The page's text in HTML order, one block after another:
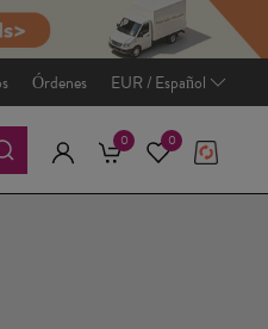
Órdenes EUR / Español
0 0